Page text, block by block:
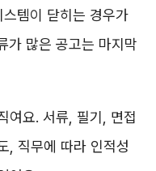
템이 닫히는 경우가
가 많은 공고는 마지막
여요. 서류, 필기, 면접
, 직무에 따라 인적성